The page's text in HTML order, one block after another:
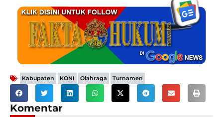
Kabupaten KONI Olahraga Turnamen
Komentar